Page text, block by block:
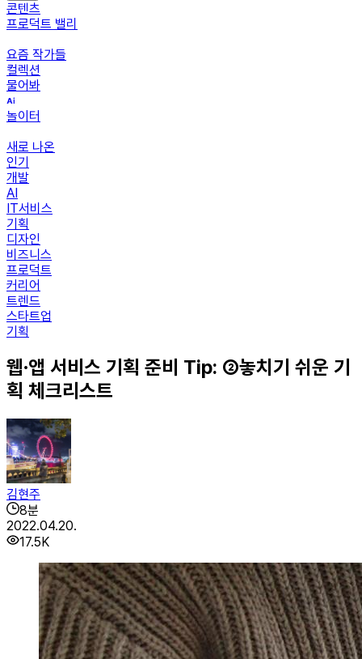
콘텐츠
프로덕트 밸리
요즘 작가들
컬렉션
물어봐
놀이터
새로 나온
인기
개발
AI
IT서비스
기획
디자인
비즈니스
프로덕트
커리어
트렌드
스타트업
기획
웹∙앱 서비스 기획 준비 Tip: ②놓치기 쉬운 기
획 체크리스트
김현주
8분
2022.04.20.
17.5K